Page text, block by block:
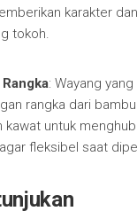
karakter
tokoh.
: Wayang
rangka dari bambu
kawat untuk
fleksibel saat